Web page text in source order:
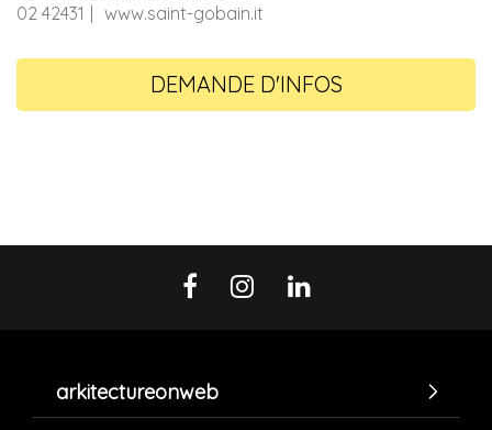
02 42431
www.saint-gobain.it
DEMANDE D'INFOS
arkitectureonweb